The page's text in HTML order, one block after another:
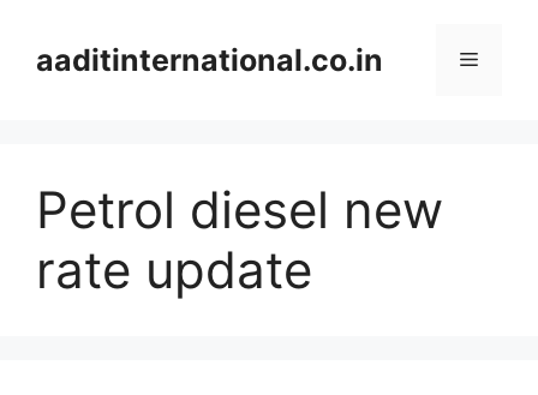
contentaaditinternational.co.in Menu
Petrol diesel new
rate update